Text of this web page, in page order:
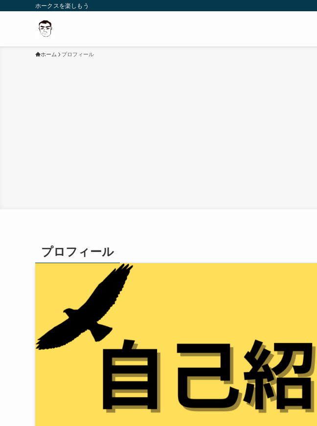
ホークスを楽しもう
ホーム プロフィール
プロフィール